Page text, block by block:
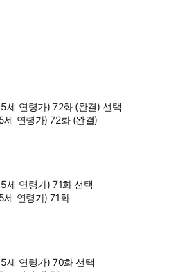
세 연령가) 72화 (완결) 선택
연령가) 72화 (완결)
세 연령가) 71화 선택
세 연령가) 71화
세 연령가) 70화 선택